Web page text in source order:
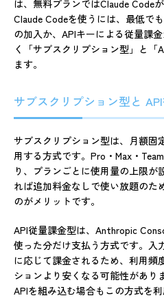
は、無料プランではClaude Code
Claude Codeを使うには、最低で
の加入か、APIキーによる従量課
く「サブスクリプション型」と「
ます。
サブスクリプション型と
サブスクリプション型は、月額固
用する方式です。Pro・Max・
り、プランごとに使用量の上限
れば追加料金なしで使い放題のた
のがメリットです。
API従量課金型は、Anthropic
使った分だけ支払う方式です。入
に応じて課金されるため、利用頻
ションより安くなる可能性があり
APIを組み込む場合もこの方式を利